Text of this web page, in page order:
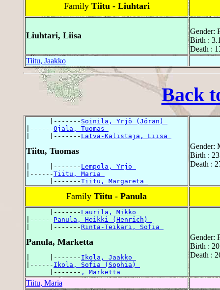
Family Tiitu - Liuhtari
Liuhtari, Liisa
Gender:
Birth :
Death :
Tiitu, Jaakko
Back
      |-------
Soinila, Yrjö (Jöran)
|------Ojala, Tuomas
|     |------- Latva-Kalistaja, Liisa
Tiitu, Tuomas
|     |------- Lempola, Yrjö
|------Tiitu, Maria
      |-------
Tiitu, Margareta
Gender:
Birth :
Death :
Family Tiitu - Panula
      |-------
Laurila, Mikko
|------ Panula, Heikki (Henrich)
|     |-------Rinta-Teikari, Sofia
Panula, Marketta
|     |------- Ikola, Jaakko
|------ Ikola, Sofia (Sophia)
      |-------
, Marketta
Gender:
Birth :
Death :
Tiitu, Maria